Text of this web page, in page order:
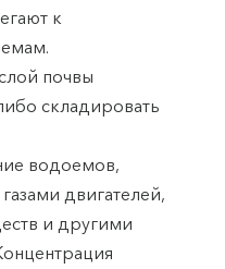
к
почвы
складировать
водоемов,
двигателей,
и другими